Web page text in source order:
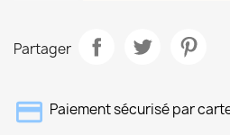
Partager
Paiement sécurisé par